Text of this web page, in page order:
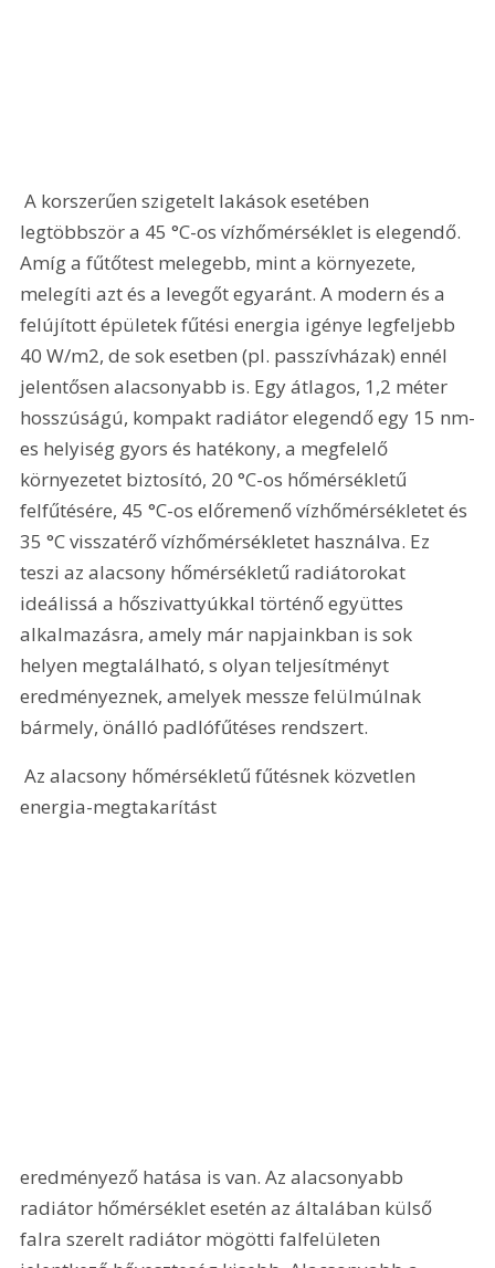
A korszerűen szigetelt lakások esetében
legtöbbször a 45 °C-os vízhőmérséklet is elegendő.
Amíg a fűtőtest melegebb, mint a környezete,
melegíti azt és a levegőt egyaránt. A modern és a
felújított épületek fűtési energia igénye legfeljebb
40 W/m2, de sok esetben (pl. passzívházak) ennél
jelentősen alacsonyabb is. Egy átlagos, 1,2 méter
hosszúságú, kompakt radiátor elegendő egy 15 nm-
es helyiség gyors és hatékony, a megfelelő
környezetet biztosító, 20 °C-os hőmérsékletű
felfűtésére, 45 °C-os előremenő vízhőmérsékletet és
35 °C visszatérő vízhőmérsékletet használva. Ez
teszi az alacsony hőmérsékletű radiátorokat
ideálissá a hőszivattyúkkal történő együttes
alkalmazásra, amely már napjainkban is sok
helyen megtalálható, s olyan teljesítményt
eredményeznek, amelyek messze felülmúlnak
bármely, önálló padlófűtéses rendszert.
Az alacsony hőmérsékletű fűtésnek közvetlen
energia-megtakarítást
eredményező hatása is van. Az alacsonyabb
radiátor hőmérséklet esetén az általában külső
falra szerelt radiátor mögötti falfelületen